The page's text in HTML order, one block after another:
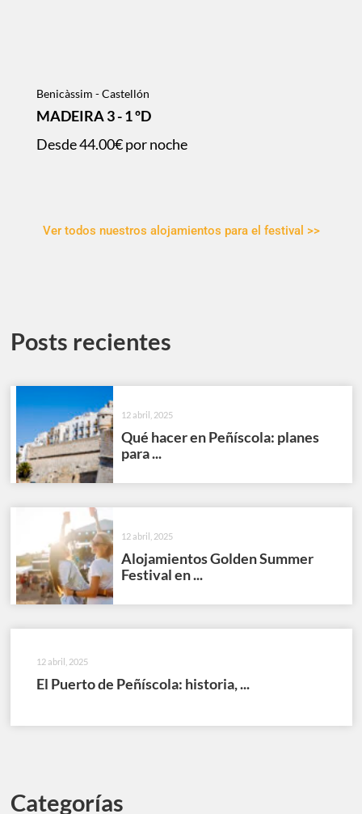
Benicàssim - Castellón
MADEIRA 3 - 1 ºD
Desde44.00€por noche
Ver todos nuestros alojamientos para el festival >>
Posts recientes
12 abril, 2025
Qué hacer en Peñíscola: planes
para ...
12 abril, 2025
Alojamientos Golden Summer
Festival en ...
12 abril, 2025
El Puerto de Peñíscola: historia, ...
Categorías